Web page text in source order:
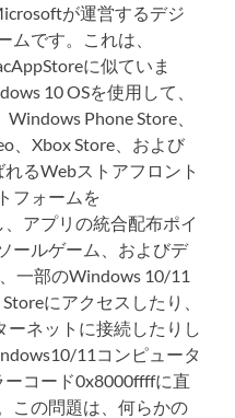
が運営するデジ
ムです。これは、
に似ていま
10 OSを使用して、
Phone Store、
、Xbox Store、および
るWebストアフロント
フォームを
アプリの統合配布ポイ
ールゲーム、およびデ
一部のWindows 10/11
にアクセスしたり、
ネットに接続したりし
11コンピュータ
コード0x8000ffffに直
この問題は、何らかの